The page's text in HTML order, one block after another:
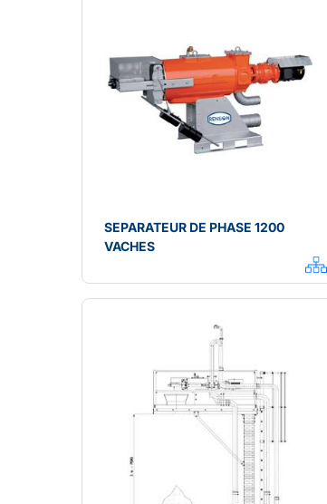
SEPARATEUR DE PHASE 1200
VACHES